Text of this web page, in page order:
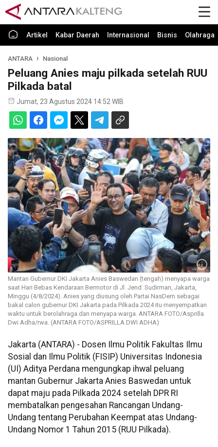
Artikel Kabar Daerah Internasional Bisnis Olahraga
ANTARA Nasional
Peluang Anies maju pilkada setelah RUU
Pilkada batal
Jumat, 23 Agustus 2024 14:52 WIB
Mantan Gubernur DKI Jakarta Anies Baswedan (tengah) menyapa warga
saat Hari Bebas Kendaraan Bermotor di Jl. Jend. Sudirman, Jakarta,
Minggu (4/8/2024). Anies yang diusung oleh Partai NasDem sebagai
bakal calon gubernur DKI Jakarta pada Pilkada 2024 itu menyempatkan
waktu untuk berolahraga dan menyapa warga. ANTARA FOTO/Asprilla
Dwi Adha/rwa. (ANTARA FOTO/ASPRILLA DWI ADHA)
Jakarta (ANTARA) - Dosen Ilmu Politik Fakultas Ilmu
Sosial dan Ilmu Politik (FISIP) Universitas Indonesia
(UI) Aditya Perdana mengungkap ihwal peluang
mantan Gubernur Jakarta Anies Baswedan untuk
dapat maju pada Pilkada 2024 setelah DPR RI
membatalkan pengesahan Rancangan Undang-
Undang tentang Perubahan Keempat atas Undang-
Undang Nomor 1 Tahun 2015 (RUU Pilkada).